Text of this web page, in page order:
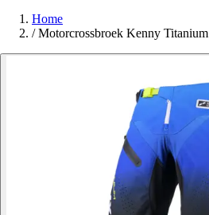
Home
/ Motorcrossbroek Kenny Titanium